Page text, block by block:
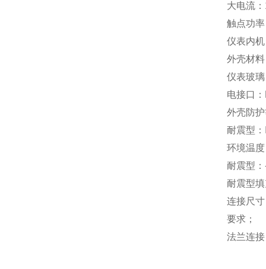
大电流
触点功
仪表内
外壳材
仪表玻
电接口
外壳防
耐震型
环境温
耐震型
耐震型
连接尺
要求；
法兰连